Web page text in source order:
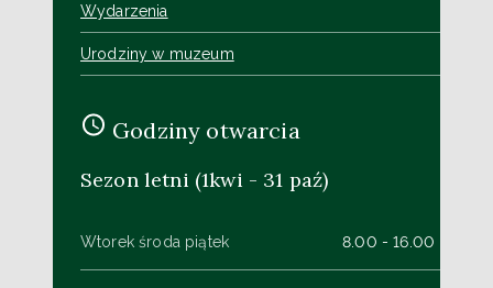
Wydarzenia
Urodziny w muzeum
Godziny otwarcia
Sezon letni (1kwi - 31 paź)
Wtorek środa piątek 8.00 - 16.00